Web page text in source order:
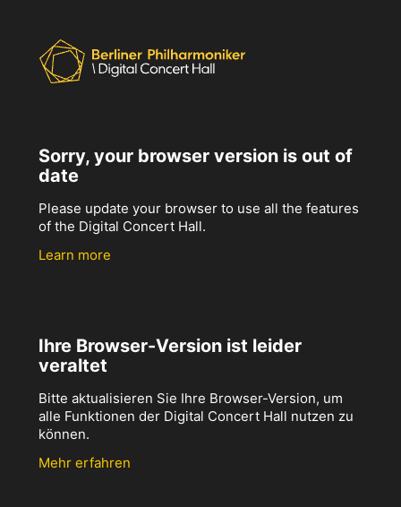
Sorry, your browser version is out of
date
Please update your browser to use all the features
of the Digital Concert Hall.
Learn more
Ihre Browser-Version ist leider
veraltet
Bitte aktualisieren Sie Ihre Browser-Version, um
alle Funktionen der Digital Concert Hall nutzen zu
können.
Mehr erfahren